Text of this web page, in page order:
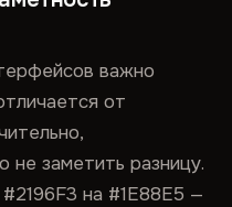
важно
от
не заметить разницу.
на #1E88E5 —